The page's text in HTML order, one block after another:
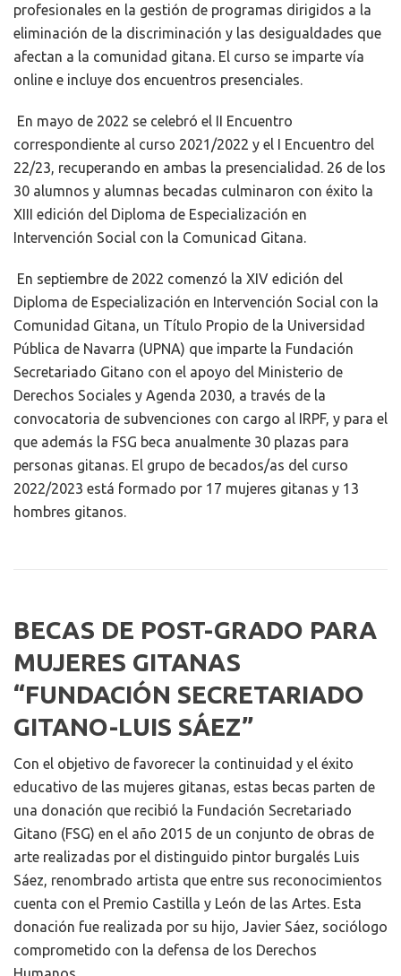
profesionales en la gestión de programas dirigidos a la
eliminación de la discriminación y las desigualdades que
afectan a la comunidad gitana. El curso se imparte vía
online e incluye dos encuentros presenciales.
En mayo de 2022 se celebró el II Encuentro
correspondiente al curso 2021/2022 y el I Encuentro del
22/23, recuperando en ambas la presencialidad. 26 de los
30 alumnos y alumnas becadas culminaron con éxito la
XIII edición del Diploma de Especialización en
Intervención Social con la Comunicad Gitana.
En septiembre de 2022 comenzó la XIV edición del
Diploma de Especialización en Intervención Social con la
Comunidad Gitana, un Título Propio de la Universidad
Pública de Navarra (UPNA) que imparte la Fundación
Secretariado Gitano con el apoyo del Ministerio de
Derechos Sociales y Agenda 2030, a través de la
convocatoria de subvenciones con cargo al IRPF, y para el
que además la FSG beca anualmente 30 plazas para
personas gitanas. El grupo de becados/as del curso
2022/2023 está formado por 17 mujeres gitanas y 13
hombres gitanos.
BECAS DE POST-GRADO PARA
MUJERES GITANAS
“FUNDACIÓN SECRETARIADO
GITANO-LUIS SÁEZ”
Con el objetivo de favorecer la continuidad y el éxito
educativo de las mujeres gitanas, estas becas parten de
una donación que recibió la Fundación Secretariado
Gitano (FSG) en el año 2015 de un conjunto de obras de
arte realizadas por el distinguido pintor burgalés Luis
Sáez, renombrado artista que entre sus reconocimientos
cuenta con el Premio Castilla y León de las Artes. Esta
donación fue realizada por su hijo, Javier Sáez, sociólogo
comprometido con la defensa de los Derechos